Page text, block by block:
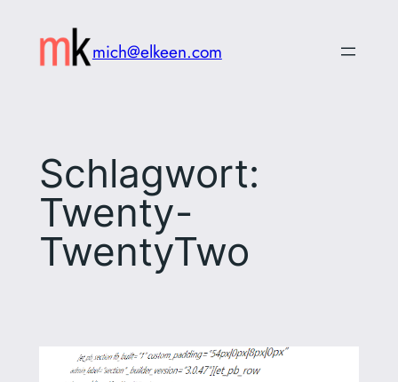
Inhalt
springen
mich@elkeen.com
Schlagwort:
Twenty-
TwentyTwo